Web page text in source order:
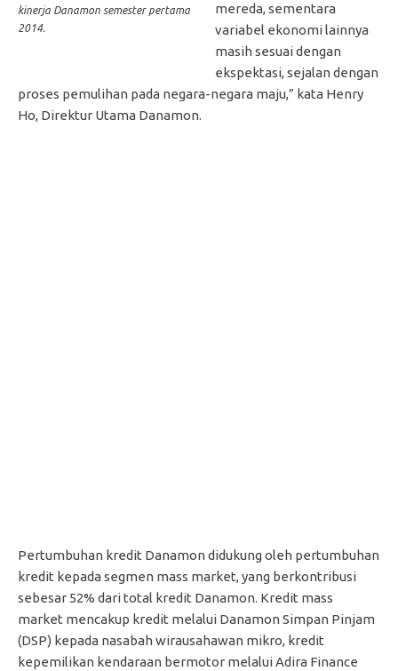
kinerja Danamon semester pertama
2014.
mereda, sementara
variabel ekonomi lainnya
masih sesuai dengan
ekspektasi, sejalan dengan
proses pemulihan pada negara-negara maju,” kata Henry
Ho, Direktur Utama Danamon.
Pertumbuhan kredit Danamon didukung oleh pertumbuhan
kredit kepada segmen mass market, yang berkontribusi
sebesar 52% dari total kredit Danamon. Kredit mass
market mencakup kredit melalui Danamon Simpan Pinjam
(DSP) kepada nasabah wirausahawan mikro, kredit
kepemilikan kendaraan bermotor melalui Adira Finance